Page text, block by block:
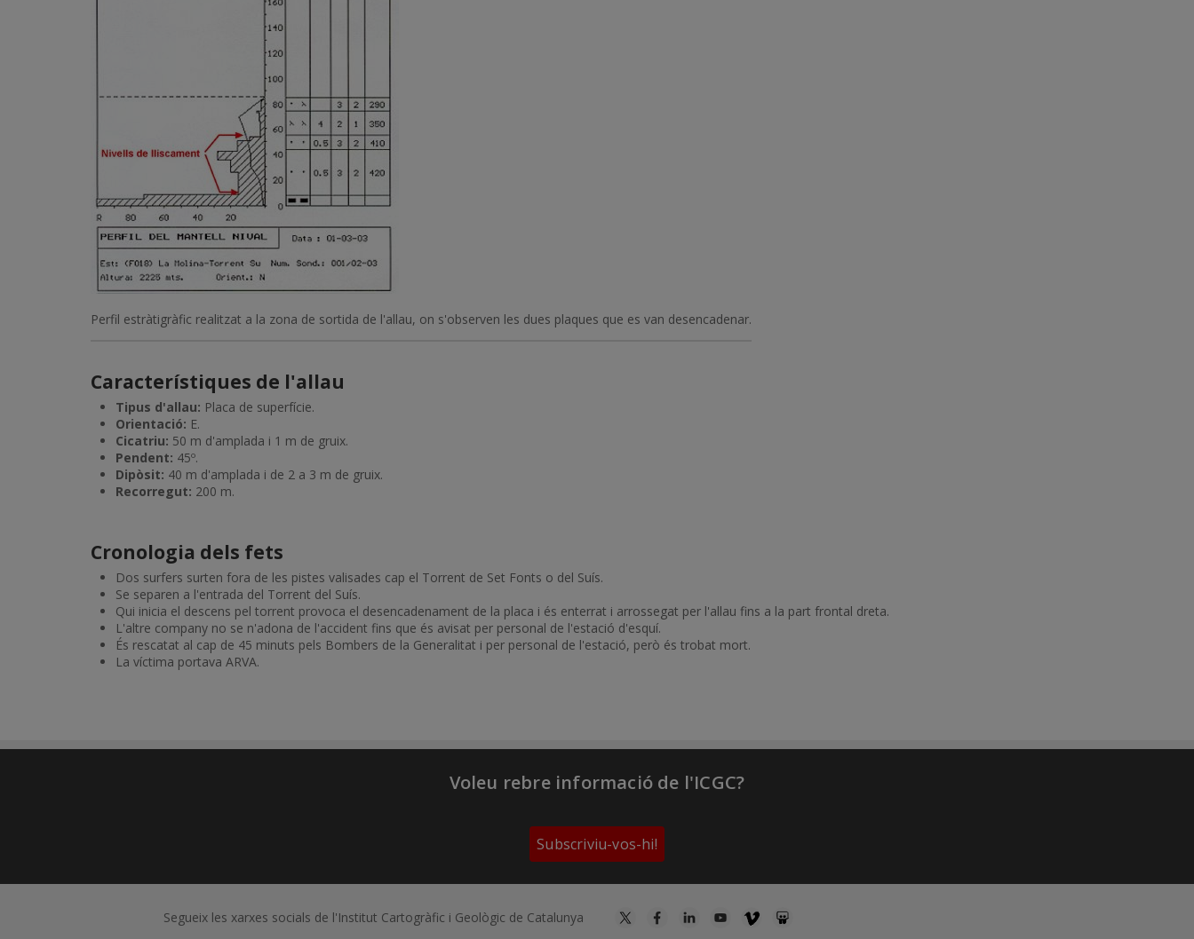
Perfil estràtigràfic realitzat a la zona de sortida de l'allau, on s'observen les dues plaques que es van desencadenar.
Característiques de l'allau
Tipus d'allau: Placa de superfície.
Orientació: E.
Cicatriu: 50 m d'amplada i 1 m de gruix.
Pendent: 45º.
Dipòsit: 40 m d'amplada i de 2 a 3 m de gruix.
Recorregut: 200 m.
Cronologia dels fets
Dos surfers surten fora de les pistes valisades cap el Torrent de Set Fonts o del Suís.
Se separen a l'entrada del Torrent del Suís.
Qui inicia el descens pel torrent provoca el desencadenament de la placa i és enterrat i arrossegat per l'allau fins a la part frontal dreta.
L'altre company no se n'adona de l'accident fins que és avisat per personal de l'estació d'esquí.
És rescatat al cap de 45 minuts pels Bombers de la Generalitat i per personal de l'estació, però és trobat mort.
La víctima portava ARVA.
Voleu rebre informació de l'ICGC?
Subscriviu-vos-hi!
Segueix les xarxes socials de l'Institut Cartogràfic i Geològic de Catalunya